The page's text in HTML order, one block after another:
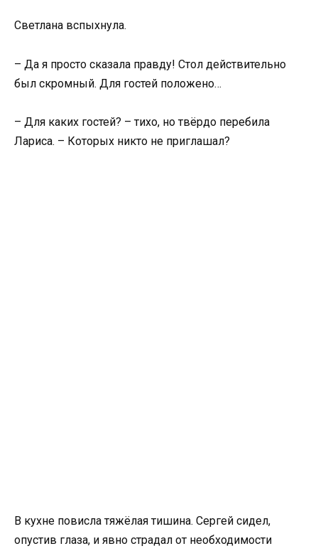
Светлана вспыхнула.
– Да я просто сказала правду! Стол действительно
был скромный. Для гостей положено…
– Для каких гостей? – тихо, но твёрдо перебила
Лариса. – Которых никто не приглашал?
В кухне повисла тяжёлая тишина. Сергей сидел,
опустив глаза, и явно страдал от необходимости